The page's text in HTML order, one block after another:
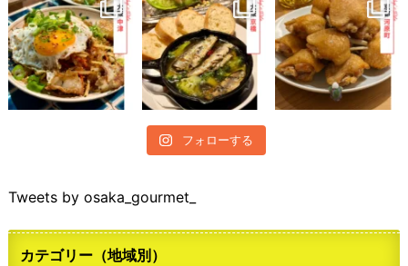
フォローする
Tweets by osaka_gourmet_
カテゴリー（地域別）